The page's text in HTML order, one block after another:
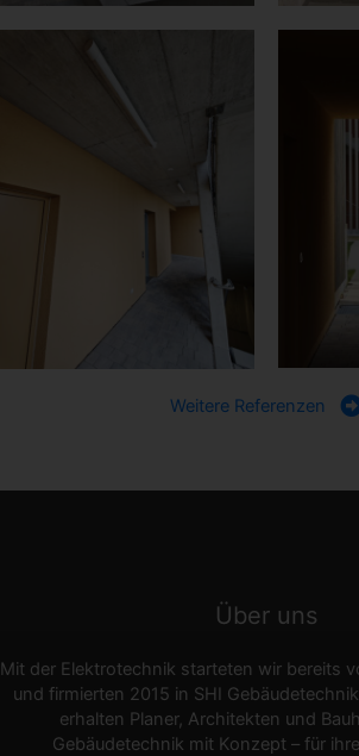
Weitere Referenzen
Über uns
Mit der Elektrotechnik starteten wir bereits
und firmierten 2015 in SHI
erhalten Planer, Architekten und
Gebäudetechnik mit Konzept – für